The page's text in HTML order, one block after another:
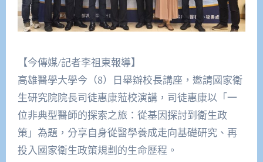
【今傳媒/記者李祖東報導】
高雄醫學大學今（8）日舉辦校長講座，邀請國家衛
生研究院院長司徒惠康蒞校演講，司徒惠康以「一
位非典型醫師的探索之旅：從基因探討到衛生政
策」為題，分享自身從醫學養成走向基礎研究、再
投入國家衛生政策規劃的生命歷程。